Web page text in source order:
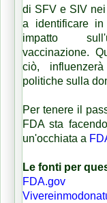
di SFV e SIV
a identificare
impatto
vaccinazione.
ciò,
politiche sulla
Per tenere il
FDA sta
un'occhiata a
Le fonti per
FDA.gov